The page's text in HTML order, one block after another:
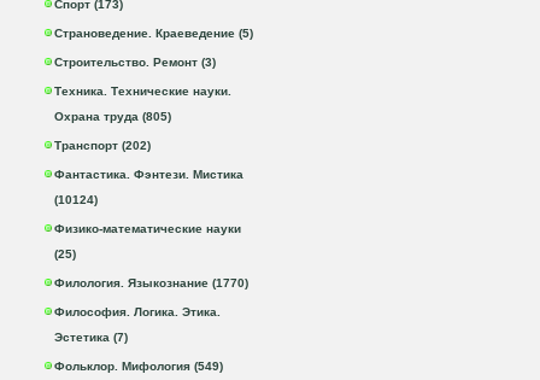
Спорт (173)
Страноведение. Краеведение (5)
Строительство. Ремонт (3)
Техника. Технические науки.
Охрана труда (805)
Транспорт (202)
Фантастика. Фэнтези. Мистика
(10124)
Физико-математические науки
(25)
Филология. Языкознание (1770)
Философия. Логика. Этика.
Эстетика (7)
Фольклор. Мифология (549)